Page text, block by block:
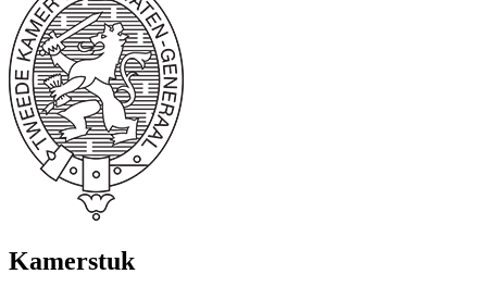
Kamerstuk